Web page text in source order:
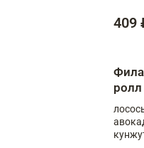
409
ролл